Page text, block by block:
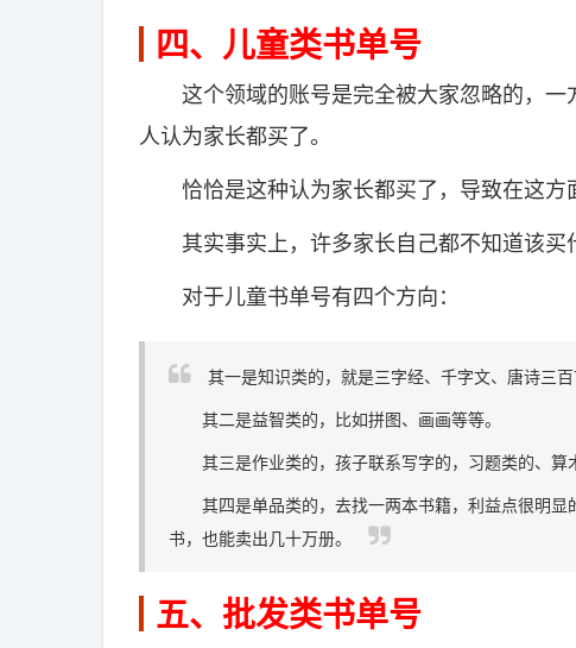
四、儿童类书单号
这个领域的账号是完全被大家忽略的，一
人认为家长都买了。
恰恰是这种认为家长都买了，导致在这方
其实事实上，许多家长自己都不知道该买
对于儿童书单号有四个方向：
其一是知识类的，就是三字经、千字文、唐诗三
其二是益智类的，比如拼图、画画等等。
其三是作业类的，孩子联系写字的，习题类的、算
其四是单品类的，去找一两本书籍，利益点很明显
书，也能卖出几十万册。
五、批发类书单号